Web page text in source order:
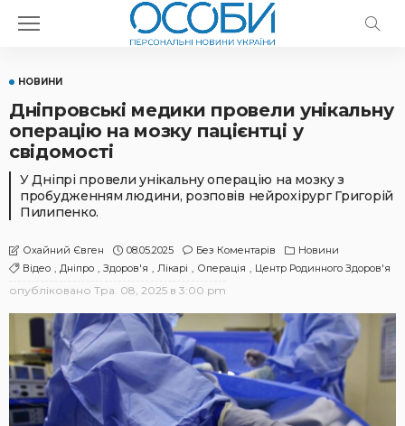
НОВИНИ
Дніпровські медики провели унікальну
операцію на мозку пацієнтці у
свідомості
У Дніпрі провели унікальну операцію на мозку з
пробудженням людини, розповів нейрохірург Григорій
Пилипенко.
Охайний Євген 08.05.2025 Без Коментарів
Новини
Відео
Дніпро Здоров'я Лікарі Операція Центр Родинного Здоров'я
опубліковано Тра. 08, 2025 в 3:00 pm